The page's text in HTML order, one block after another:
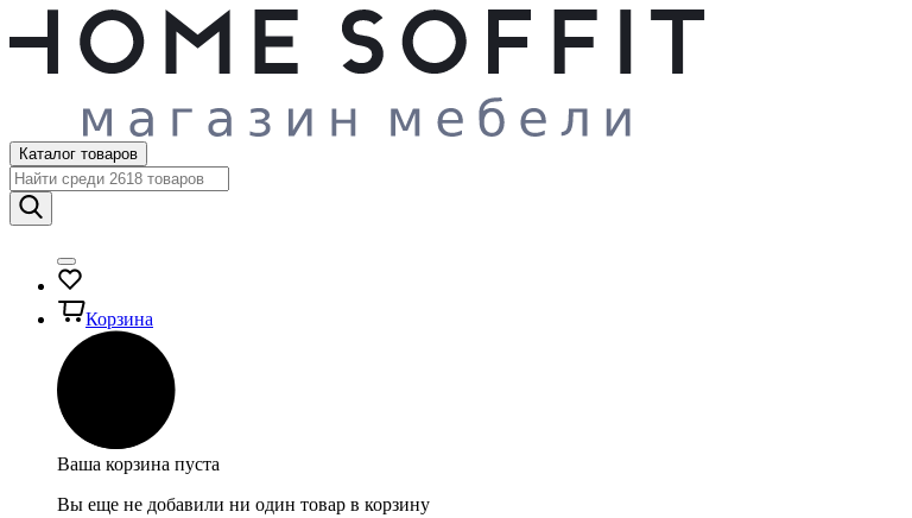
Каталог товаров
Корзина
Ваша корзина пуста
Вы еще не добавили ни один товар в корзину